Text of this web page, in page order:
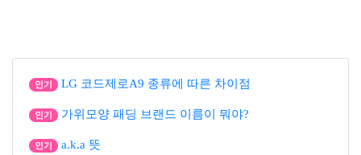
인기 LG 코드제로A9 종류에 따른 차이점
인기 가위모양 패딩 브랜드 이름이 뭐야?
인기 a.k.a 뜻